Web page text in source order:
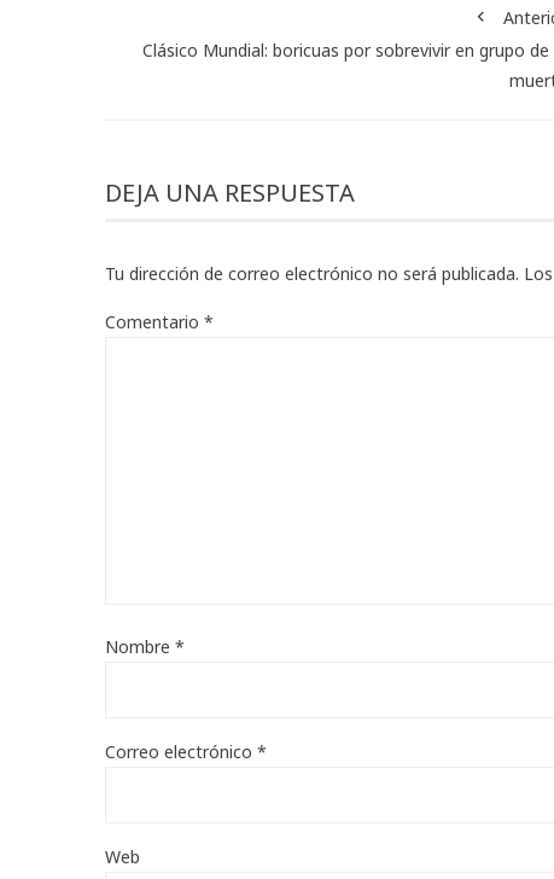
Clásico Mundial: boricuas por sobrevivir en grupo de
DEJA UNA RESPUESTA
Tu dirección de correo electrónico no será publicada.
Comentario *
Nombre *
Correo electrónico *
Web